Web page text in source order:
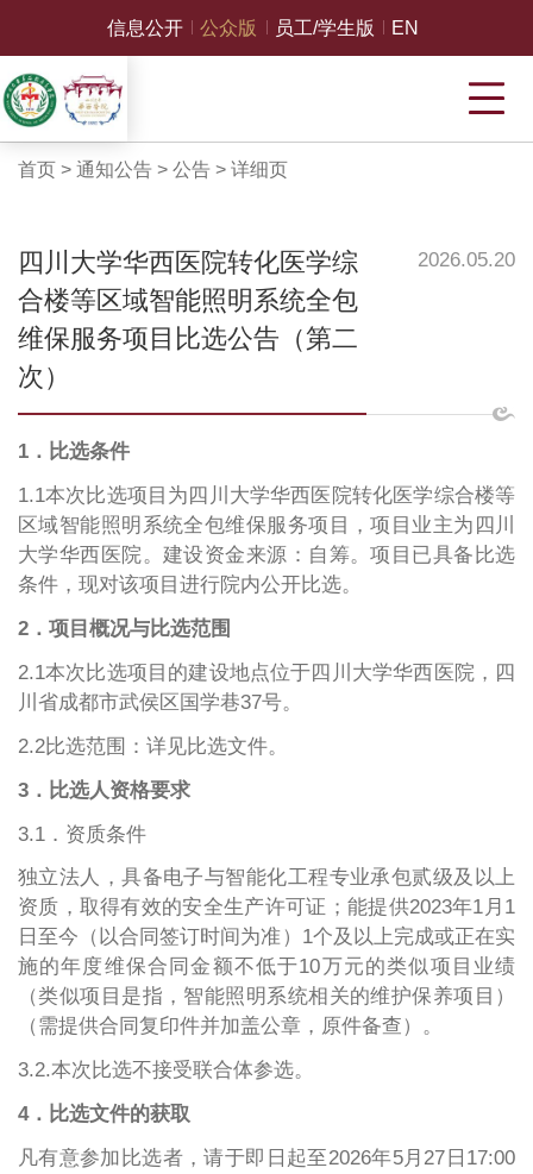
信息公开 公众版 员工/学生版 EN
首页 > 通知公告> 公告> 详细页
四川大学华西医院转化医学综
合楼等区域智能照明系统全包
维保服务项目比选公告（第二
次）
2026.05.20
1．比选条件
1.1本次比选项目为四川大学华西医院转化医学综合楼等
区域智能照明系统全包维保服务项目，项目业主为四川
大学华西医院。建设资金来源：自筹。项目已具备比选
条件，现对该项目进行院内公开比选。
2．项目概况与比选范围
2.1本次比选项目的建设地点位于四川大学华西医院，四
川省成都市武侯区国学巷37号。
2.2比选范围：详见比选文件。
3．比选人资格要求
3.1．资质条件
独立法人，具备电子与智能化工程专业承包贰级及以上
资质，取得有效的安全生产许可证；能提供2023年1月1
日至今（以合同签订时间为准）1个及以上完成或正在实
施的年度维保合同金额不低于10万元的类似项目业绩
（类似项目是指，智能照明系统相关的维护保养项目）
（需提供合同复印件并加盖公章，原件备查）。
3.2.本次比选不接受联合体参选。
4．比选文件的获取
凡有意参加比选者，请于即日起 至 2026年5月27日17:00